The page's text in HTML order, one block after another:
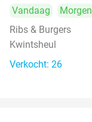
Vandaag Morgen
Ribs & Burgers
Kwintsheul
Verkocht: 26